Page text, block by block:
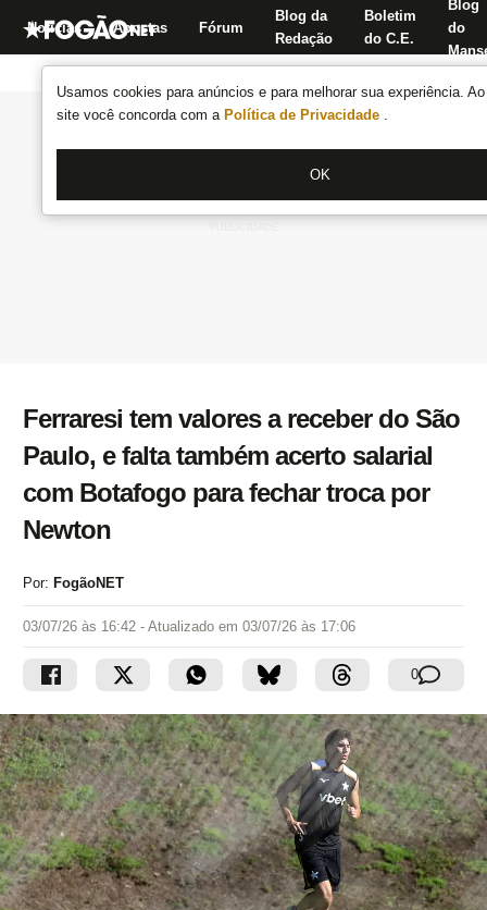
Usamos cookies para anúncios e para melhorar sua experiência.
site você concorda com a Política de Privacidade .
OK
Notícias Apostas Fórum
Blog da
Redação
Boletim
do C.E.
Blog
do
Ferraresi tem valores a receber do São
Paulo, e falta também acerto salarial
com Botafogo para fechar troca por
Newton
Por: FogãoNET
03/07/26 às 16:42 - Atualizado em 03/07/26 às 17:06
0